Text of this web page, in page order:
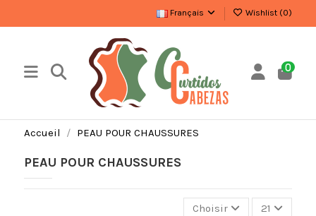
Français Wishlist (0)
0
Accueil PEAU POUR CHAUSSURES
PEAU POUR CHAUSSURES
Choisir 21